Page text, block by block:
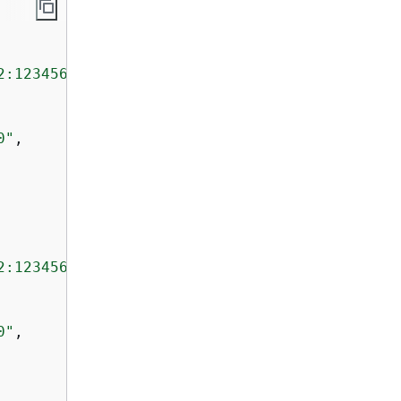
layer:2"
,
layer:1"
,